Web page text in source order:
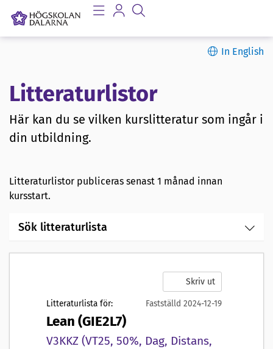
In English
Litteraturlistor
Här kan du se vilken kurslitteratur som ingår i
din utbildning.
Litteraturlistor publiceras senast 1 månad innan
kursstart.
Sök litteraturlista
Skriv ut
Litteraturlista för: Fastställd 2024-12-19
Lean (GIE2L7)
V3KKZ (VT25, 50%, Dag, Distans,